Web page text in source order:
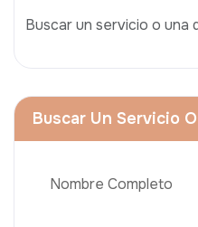
Buscar Un Servicio